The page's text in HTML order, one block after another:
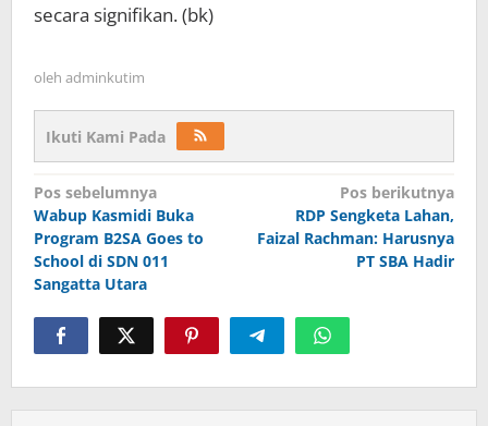
secara signifikan. (bk)
oleh adminkutim
Ikuti Kami Pada
Navigasi
pos
Pos sebelumnya
Wabup Kasmidi Buka
Program B2SA Goes to
School di SDN 011
Sangatta Utara
Pos berikutnya
RDP Sengketa Lahan,
Faizal Rachman: Harusnya
PT SBA Hadir